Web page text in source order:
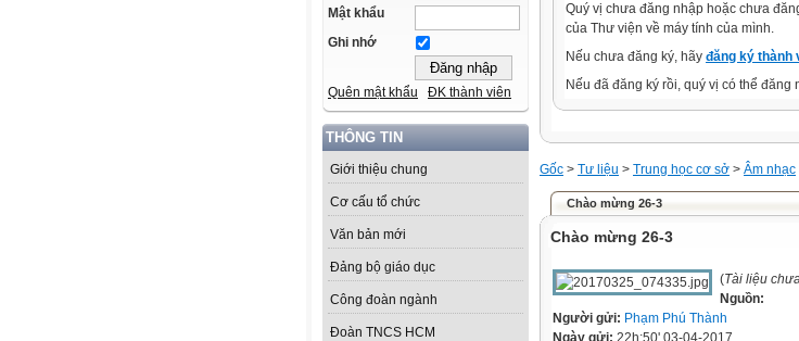
Mật khẩu
Ghi nhớ
Quên mật khẩu ĐK thành viên
THÔNG TIN
Giới thiệu chung
Cơ cấu tổ chức
Văn bản mới
Đảng bộ giáo dục
Công đoàn ngành
Đoàn TNCS HCM
Quý vị chưa đăng nhập hoặc chưa
của Thư viện về máy tính của mình.
Nếu chưa đăng ký, hãy đăng ký thành
Nếu đã đăng ký rồi, quý vị có thể
Gốc > Tư liệu > Trung học cơ sở > Âm nhạc
Chào mừng 26-3
Chào mừng 26-3
(Tài liệu
Nguồn:
Người gửi: Phạm Phú Thành
Ngày gửi: 22h:50' 03-04-2017